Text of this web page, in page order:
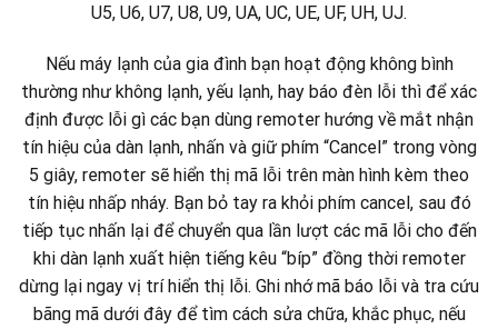
U5, U6, U7, U8, U9, UA, UC, UE, UF, UH, UJ.
Nếu máy lạnh của gia đình bạn hoạt động không bình
thường như không lạnh, yếu lạnh, hay báo đèn lỗi thì để xác
định được lỗi gì các bạn dùng remoter hướng về mắt nhận
tín hiệu của dàn lạnh, nhấn và giữ phím “Cancel” trong vòng
5 giây, remoter sẽ hiển thị mã lỗi trên màn hình kèm theo
tín hiệu nhấp nháy. Bạn bỏ tay ra khỏi phím cancel, sau đó
tiếp tục nhấn lại để chuyển qua lần lượt các mã lỗi cho đến
khi dàn lạnh xuất hiện tiếng kêu “bíp” đồng thời remoter
dừng lại ngay vị trí hiển thị lỗi. Ghi nhớ mã báo lỗi và tra cứu
bãng mã dưới đây để tìm cách sửa chữa, khắc phục, nếu